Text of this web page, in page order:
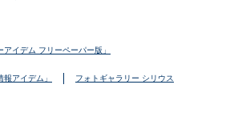
イデム フリーペーパー版」
アイデム」 フォトギャラリー シリウス